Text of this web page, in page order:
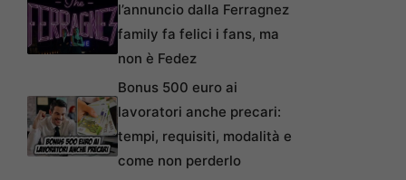
l’annuncio dalla Ferragnez
family fa felici i fans, ma
non è Fedez
Bonus 500 euro ai
lavoratori anche precari:
tempi, requisiti, modalità e
come non perderlo